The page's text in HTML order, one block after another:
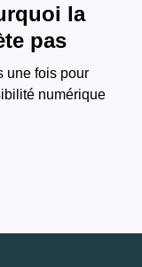
la
pas
une fois pour
numérique